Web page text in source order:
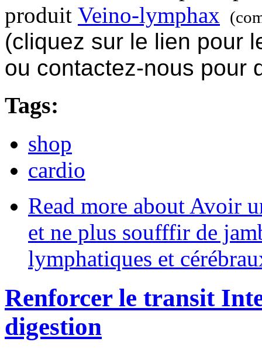
produit Veino-lymphax
(cliquez sur le lien pour
ou contactez-nous pour
Tags:
shop
cardio
Read more about Avoir
et ne plus soufffir de
lymphatiques et
Renforcer le transit
digestion